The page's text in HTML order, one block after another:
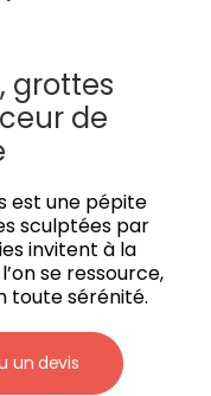
grottes
de
est une pépite
sculptées par
invitent à la
se ressource,
toute sérénité.
un devis